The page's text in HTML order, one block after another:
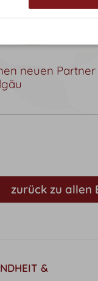
neuen
zurück zu allen
&